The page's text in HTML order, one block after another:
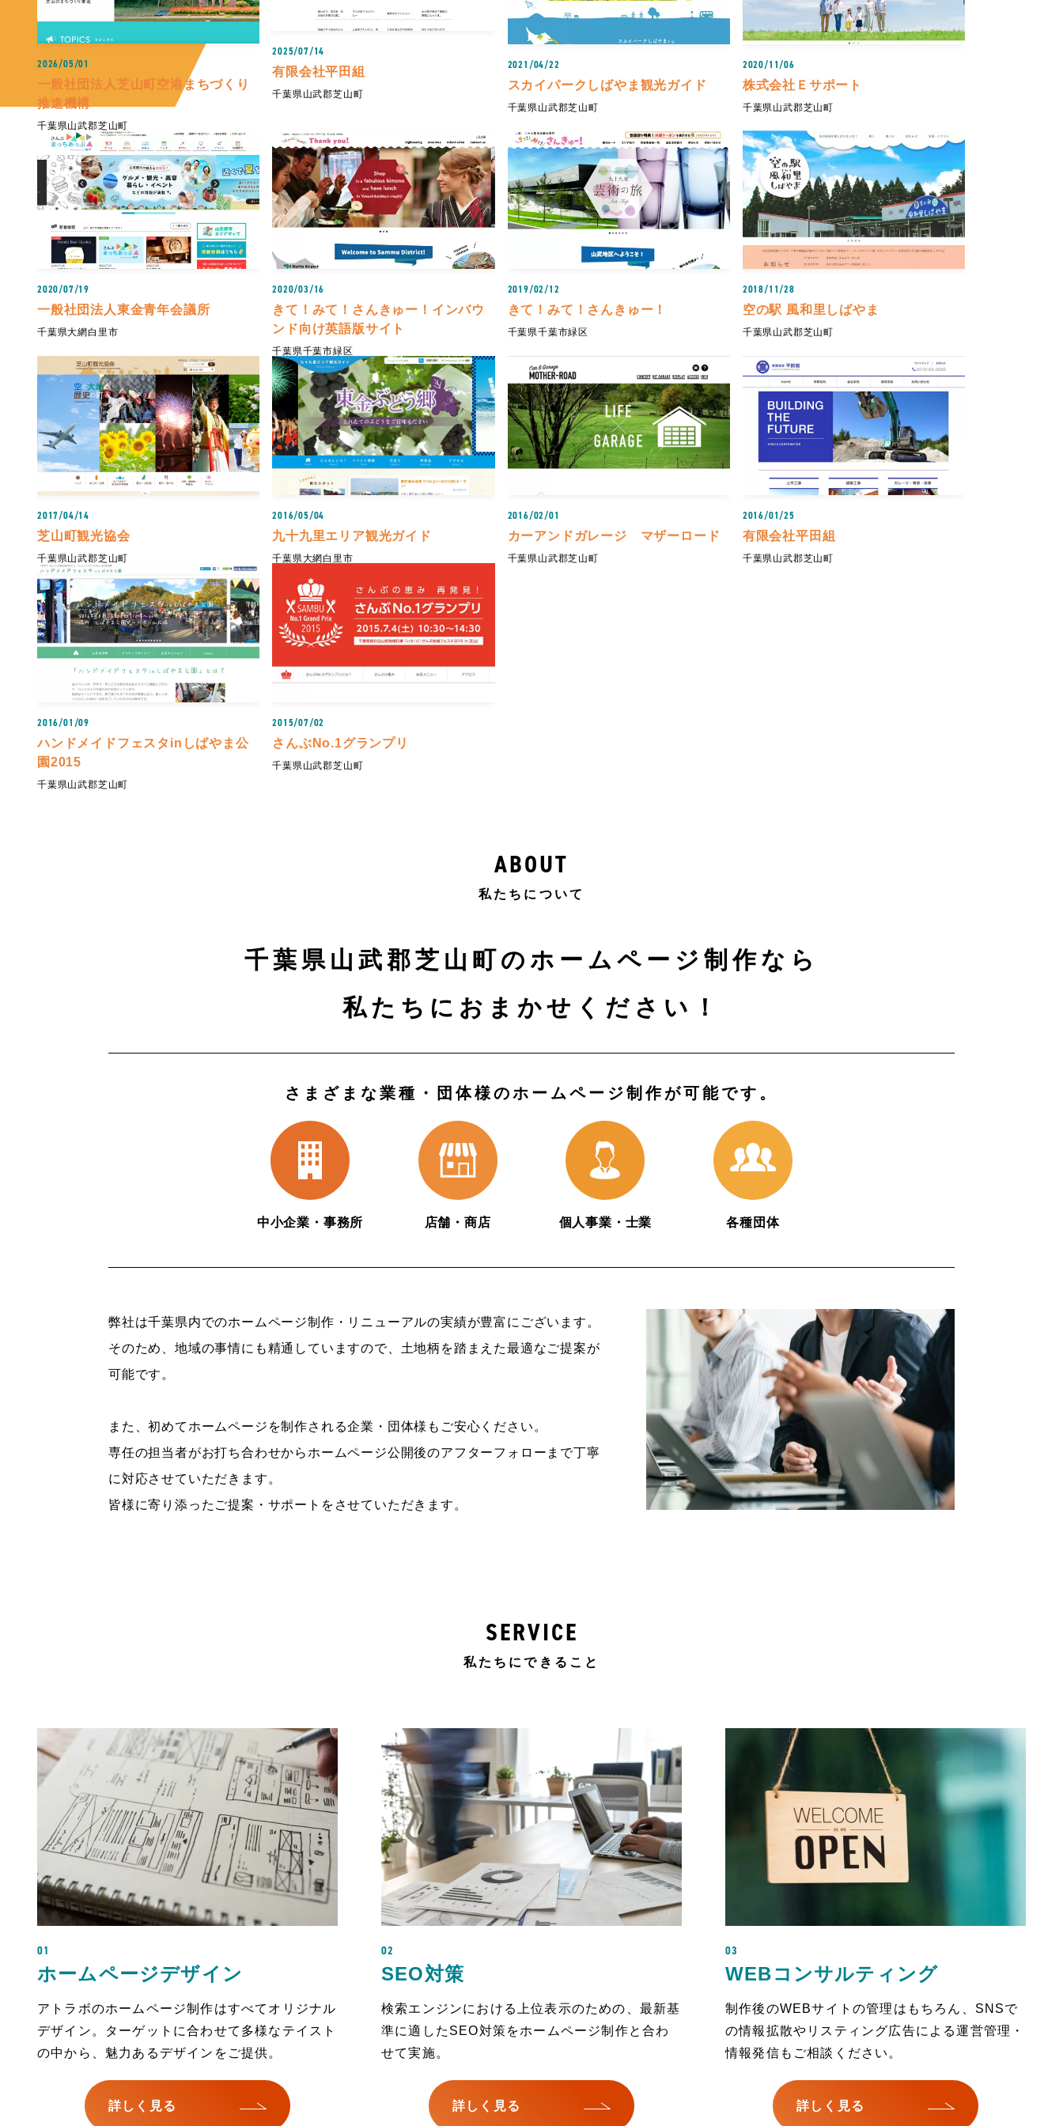
2026/05/01
一般社団法人芝山町空港まちづくり
推進機構
千葉県山武郡芝山町
2025/07/14
有限会社平田組
千葉県山武郡芝山町
2021/04/22
スカイパークしばやま観光ガイド
千葉県山武郡芝山町
2020/11/06
株式会社Ｅサポート
千葉県山武郡芝山町
2020/07/19
一般社団法人東金青年会議所
千葉県大網白里市
2020/03/16
きて！みて！さんきゅー！インバウ
ンド向け英語版サイト
千葉県千葉市緑区
2019/02/12
きて！みて！さんきゅー！
千葉県千葉市緑区
2018/11/28
空の駅 風和里しばやま
千葉県山武郡芝山町
2017/04/14
芝山町観光協会
千葉県山武郡芝山町
2016/05/04
九十九里エリア観光ガイド
千葉県大網白里市
2016/02/01
カーアンドガレージ マザーロード
千葉県山武郡芝山町
2016/01/25
有限会社平田組
千葉県山武郡芝山町
2016/01/09
ハンドメイドフェスタinしばやま公
園2015
千葉県山武郡芝山町
2015/07/02
さんぶNo.1グランプリ
千葉県山武郡芝山町
ABOUT
私たちについて
千葉県山武郡芝山町のホームページ制作なら
私たちにおまかせください！
さまざまな業種・団体様のホームページ制作が可能です。
中小企業・事務所 店舗・商店 個人事業・士業 各種団体
弊社は千葉県内でのホームページ制作・リニューアルの実績が豊富にございます。
そのため、地域の事情にも精通していますので、土地柄を踏まえた最適なご提案が
可能です。
また、初めてホームページを制作される企業・団体様もご安心ください。
専任の担当者がお打ち合わせからホームページ公開後のアフターフォローまで丁寧
に対応させていただきます。
皆様に寄り添ったご提案・サポートをさせていただきます。
SERVICE
私たちにできること
01
ホームページデザイン
アトラボのホームページ制作はすべてオリジナル
デザイン。ターゲットに合わせて多様なテイスト
の中から、魅力あるデザインをご提供。
詳しく見る
02
SEO対策
検索エンジンにおける上位表示のための、最新基
準に適したSEO対策をホームページ制作と合わ
せて実施。
詳しく見る
03
WEBコンサルティング
制作後のWEBサイトの管理はもちろん、SNSで
の情報拡散やリスティング広告による運営管理・
情報発信もご相談ください。
詳しく見る